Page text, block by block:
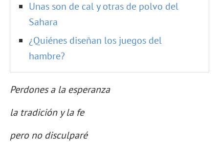
Unas son de cal y otras de polvo del
Sahara
¿Quiénes diseñan los juegos del
hambre?
Perdones a la esperanza
la tradición y la fe
pero no disculparé